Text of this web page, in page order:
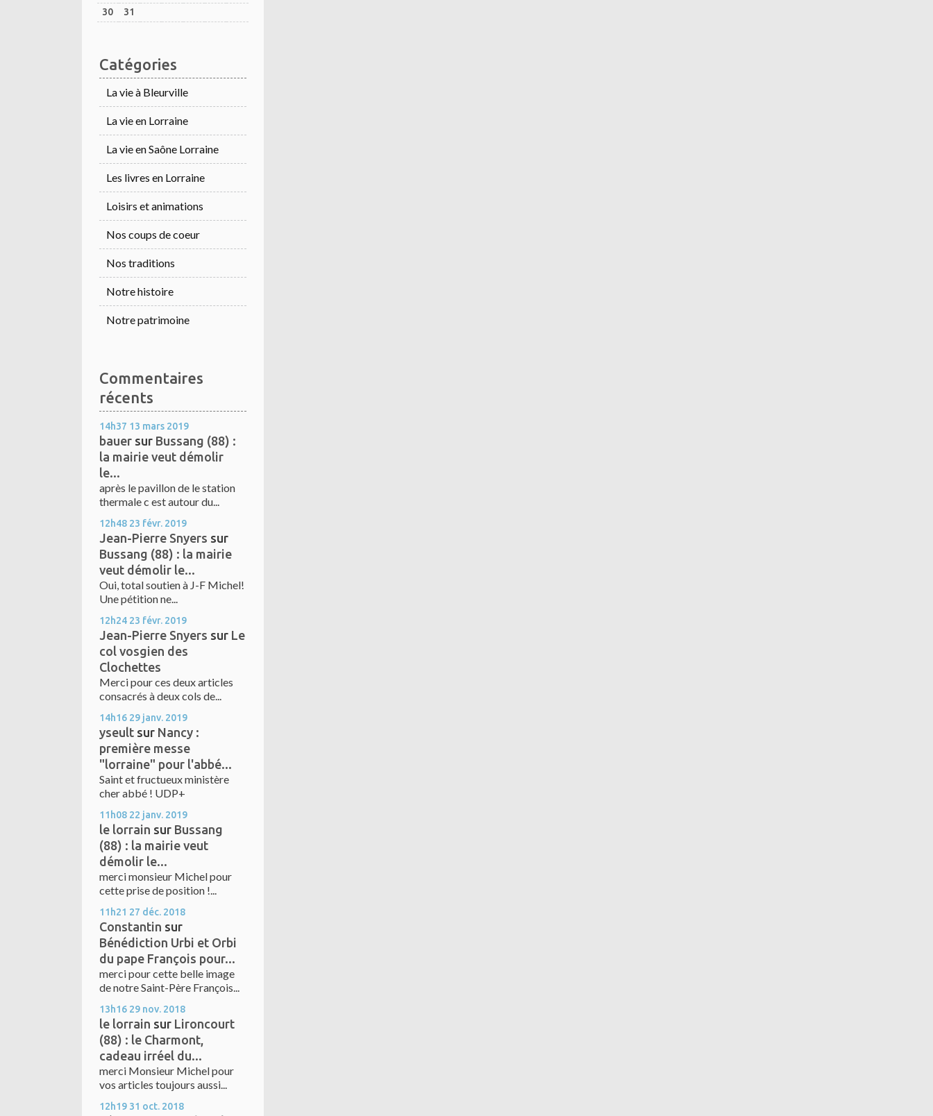
30
31
Catégories
La vie à Bleurville
La vie en Lorraine
La vie en Saône Lorraine
Les livres en Lorraine
Loisirs et animations
Nos coups de coeur
Nos traditions
Notre histoire
Notre patrimoine
Commentaires
récents
14h37 13 mars 2019
bauer sur Bussang (88) :
la mairie veut démolir
le...
après le pavillon de le station
thermale c est autour du...
12h48 23 févr. 2019
Jean-Pierre Snyers sur
Bussang (88) : la mairie
veut démolir le...
Oui, total soutien à J-F Michel!
Une pétition ne...
12h24 23 févr. 2019
Jean-Pierre Snyers sur Le
col vosgien des
Clochettes
Merci pour ces deux articles
consacrés à deux cols de...
14h16 29 janv. 2019
yseult sur Nancy :
première messe
"lorraine" pour l'abbé...
Saint et fructueux ministère
cher abbé ! UDP+
11h08 22 janv. 2019
le lorrain sur Bussang
(88) : la mairie veut
démolir le...
merci monsieur Michel pour
cette prise de position !...
11h21 27 déc. 2018
Constantin sur
Bénédiction Urbi et Orbi
du pape François pour...
merci pour cette belle image
de notre Saint-Père François...
13h16 29 nov. 2018
le lorrain sur Lironcourt
(88) : le Charmont,
cadeau irréel du...
merci Monsieur Michel pour
vos articles toujours aussi...
12h19 31 oct. 2018